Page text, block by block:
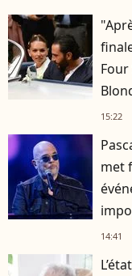
Four
15:22
met
14:41